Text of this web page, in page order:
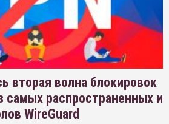
вторая волна блокировок
самых распространенных и
WireGuard